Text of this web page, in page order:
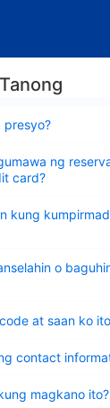
presyo?
ng
card?
kung
o
at saan ko
contact
magkano ito?